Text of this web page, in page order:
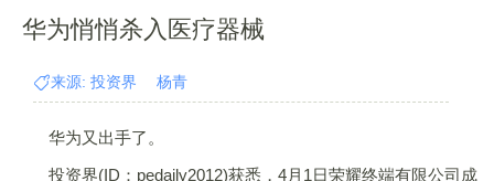
华为悄悄杀入医疗器械
来源: 投资界 杨青
华为又出手了。
投资界(ID：pedaily2012)获悉，4月1日荣耀终端有限公司成